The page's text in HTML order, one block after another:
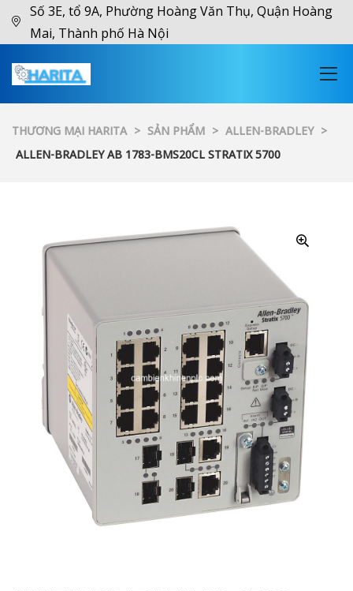
Số 3E, tổ 9A, Phường Hoàng Văn Thụ, Quận Hoàng
Mai, Thành phố Hà Nội
THƯƠNG MẠI HARITA > SẢN PHẨM > ALLEN-BRADLEY >
ALLEN-BRADLEY AB 1783-BMS20CL STRATIX 5700